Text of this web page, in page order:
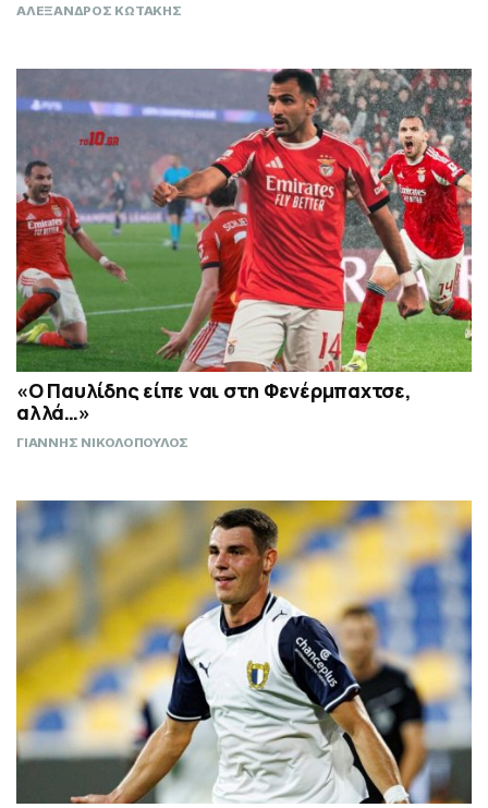
ΑΛΕΞΑΝΔΡΟΣ ΚΩΤΑΚΗΣ
«Ο Παυλίδης είπε ναι στη Φενέρμπαχτσε,
αλλά…»
ΓΙΑΝΝΗΣ ΝΙΚΟΛΟΠΟΥΛΟΣ